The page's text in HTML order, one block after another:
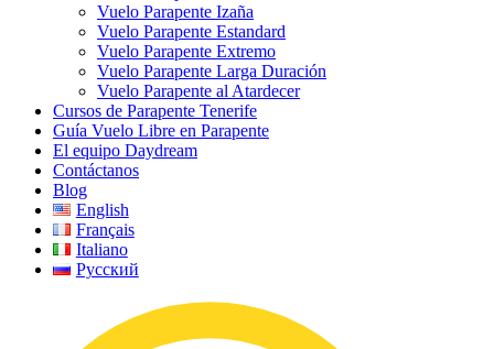
Vuelo Parapente Izaña
Vuelo Parapente Estandard
Vuelo Parapente Extremo
Vuelo Parapente Larga Duración
Vuelo Parapente al Atardecer
Cursos de Parapente Tenerife
Guía Vuelo Libre en Parapente
El equipo Daydream
Contáctanos
Blog
English
Français
Italiano
Русский